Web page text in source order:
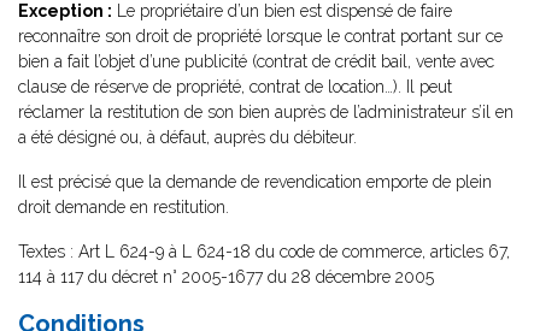
Exception : Le propriétaire d’un bien est dispensé de faire
reconnaître son droit de propriété lorsque le contrat portant sur ce
bien a fait l’objet d’une publicité (contrat de crédit bail, vente avec
clause de réserve de propriété, contrat de location…). Il peut
réclamer la restitution de son bien auprès de l’administrateur s’il en
a été désigné ou, à défaut, auprès du débiteur.
Il est précisé que la demande de revendication emporte de plein
droit demande en restitution.
Textes : Art L 624-9 à L 624-18 du code de commerce, articles 67,
114 à 117 du décret n° 2005-1677 du 28 décembre 2005
Conditions